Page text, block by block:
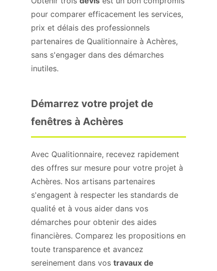
pour comparer efficacement les services,
prix et délais des professionnels
partenaires de Qualitionnaire à Achères,
sans s'engager dans des démarches
inutiles.
Démarrez votre projet de
fenêtres à Achères
Avec Qualitionnaire, recevez rapidement
des offres sur mesure pour votre projet à
Achères. Nos artisans partenaires
s'engagent à respecter les standards de
qualité et à vous aider dans vos
démarches pour obtenir des aides
financières. Comparez les propositions en
toute transparence et avancez
sereinement dans vos travaux de